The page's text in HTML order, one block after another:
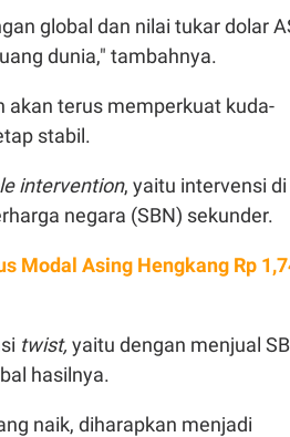
global dan nilai tukar dolar
dunia," tambahnya.
akan terus memperkuat kuda-
stabil.
intervention, yaitu intervensi di
negara (SBN) sekunder.
Modal Asing Hengkang Rp
twist, yaitu dengan menjual
hasilnya.
naik, diharapkan menjadi